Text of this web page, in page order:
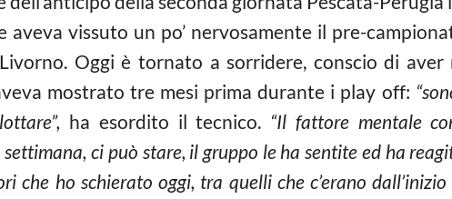
aveva vissuto un po’ nervosamente il pre-
Oggi è tornato a sorridere, conscio di
mostrato tre mesi prima durante i play off:
ha esordito il tecnico. “Il fattore mentale
ci può stare, il gruppo le ha sentite ed ha
che ho schierato oggi, tra quelli che c’erano